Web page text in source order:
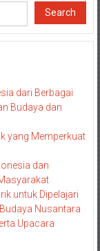
Search
dari Berbagai
Budaya dan
yang Memperkuat
dan
untuk Dipelajari
Nusantara
Upacara